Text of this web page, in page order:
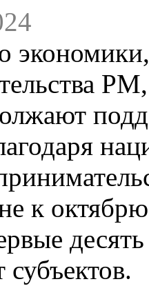
к октябрю
субъектов.